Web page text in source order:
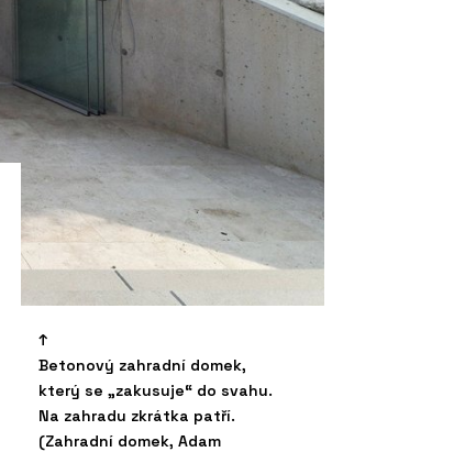
Betonový zahradní domek,
který se „zakusuje“ do svahu.
Na zahradu zkrátka patří.
(Zahradní domek, Adam